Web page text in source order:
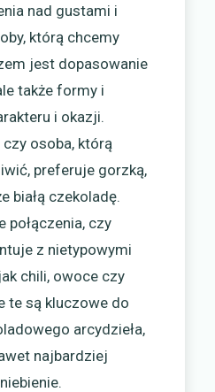
nad gustami i
którą chcemy
jest dopasowanie
także formy i
i okazji.
osoba, którą
preferuje gorzką,
białą czekoladę.
połączenia, czy
z nietypowymi
chili, owoce czy
te są kluczowe do
arcydzieła,
najbardziej